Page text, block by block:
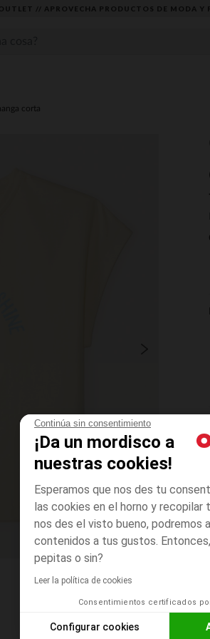
Continúa sin consentimiento
¡Da un mordisco a
nuestras cookies!
Esperamos que nos des tu
las cookies en el horno y recopilar
nos des el visto bueno, podremos
contenidos a tus gustos.
pepitas o sin?
Leer la política de cookies
Consentimientos certificados
Configurar cookies
// APROVECHA PRODUCTOS DE MODA Y
corta